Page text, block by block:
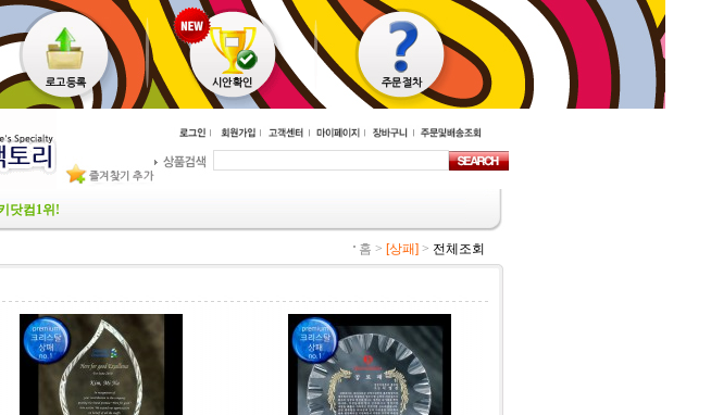
닷컴1위!
홈 > [상패] > 전체조회